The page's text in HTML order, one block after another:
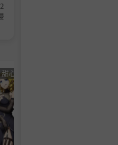
心选择 恋活